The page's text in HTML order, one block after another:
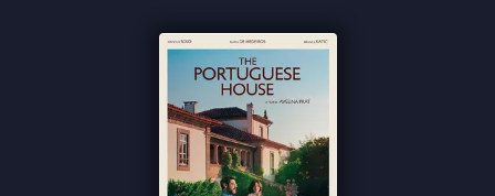
introverte antiheld een observator lijkt in zijn eigen
VPRO Cinema
"Fijnzinnig drama waarin tuinieren een ontwortelde
man opnieuw leert aarden"★★ ★
"Zachtmoedig en verfrissend" - Het Parool